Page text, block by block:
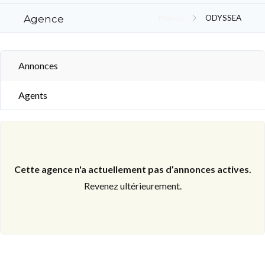
Agence ODYSSEA
Annonces
Agents
Cette agence n'a actuellement pas d’annonces actives.
Revenez ultérieurement.